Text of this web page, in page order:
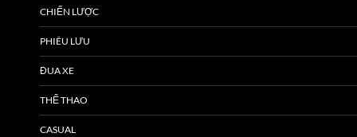
CHIẾN LƯỢC
PHIÊU LƯU
ĐUA XE
THỂ THAO
CASUAL